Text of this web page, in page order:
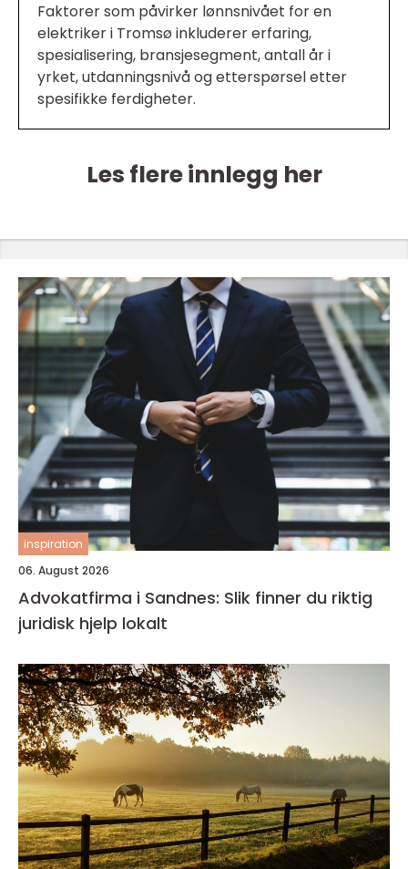
Faktorer som påvirker lønnsnivået for en
elektriker i Tromsø inkluderer erfaring,
spesialisering, bransjesegment, antall år i
yrket, utdanningsnivå og etterspørsel etter
spesifikke ferdigheter.
Les flere innlegg her
inspiration
06. August 2026
Advokatfirma i Sandnes: Slik finner du riktig
juridisk hjelp lokalt